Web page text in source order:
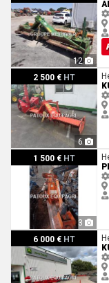
12
2 500 € HT
6
Kuhn HRB 302 D
1 500 € HT
3
Pegoraro 3 METRES
6 000 € HT
Kuhn STEELLINER 3M